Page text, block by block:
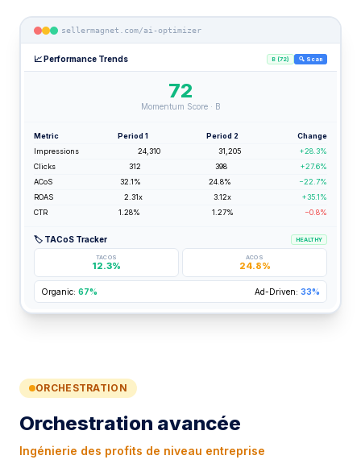
sellermagnet.com/ai-optimizer
📈 Performance Trends B (72) 🔍 Scan
72
Momentum Score · B
Metric Period 1 Period 2
Change
Impressions
24,310 31,205
+28.3%
Clicks
312 398
+27.6%
ACoS
32.1% 24.8%
−22.7%
ROAS
2.31x 3.12x
+35.1%
CTR
1.28% 1.27% −0.8%
🏷️ TACoS Tracker HEALTHY
TACOS
12.3%
ACOS
24.8%
Organic: 67% Ad-Driven: 33%
ORCHESTRATION
Orchestration avancée
Ingénierie des profits de niveau entreprise